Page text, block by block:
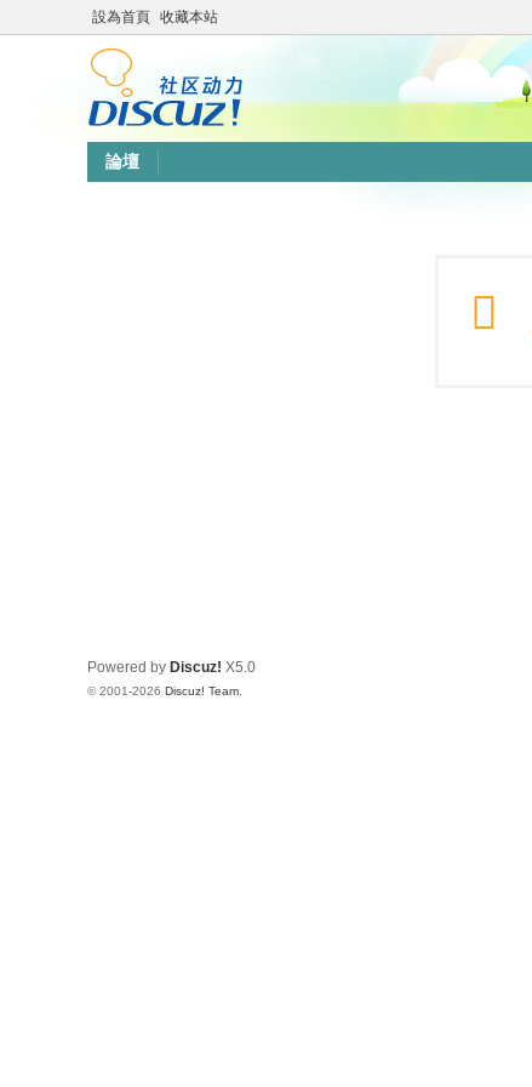
設為首頁 收藏本站
論壇
Powered by Discuz! X5.0
© 2001-2026 Discuz! Team